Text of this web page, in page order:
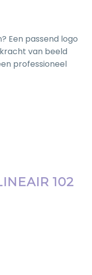
Een passend logo
van beeld
professioneel
102